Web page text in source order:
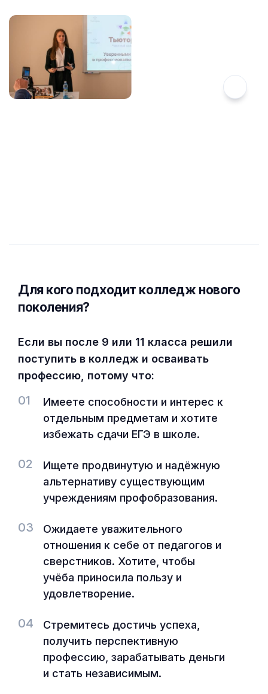
Для кого подходит колледж нового
поколения?
Если вы после 9 или 11 класса решили
поступить в колледж и осваивать
профессию, потому что:
01
Имеете способности и интерес к
отдельным предметам и хотите
избежать сдачи ЕГЭ в школе.
02
Ищете продвинутую и надёжную
альтернативу существующим
учреждениям профобразования.
03
Ожидаете уважительного
отношения к себе от педагогов и
сверстников. Хотите, чтобы
учёба приносила пользу и
удовлетворение.
04
Стремитесь достичь успеха,
получить перспективную
профессию, зарабатывать деньги
и стать независимым.